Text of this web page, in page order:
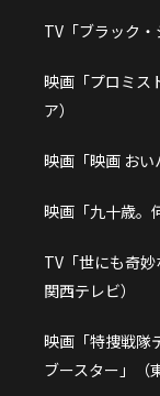
TV「ブラック・
映画「プロミス
ア）
映画「映画 おい
映画「九十歳。
TV「世にも奇
関西テレビ）
映画「特捜戦隊
ブースター」（